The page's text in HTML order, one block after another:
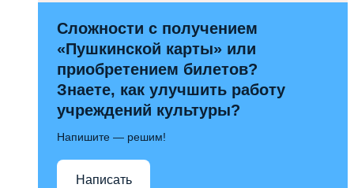
Сложности с получением
«Пушкинской карты» или
приобретением билетов?
Знаете, как улучшить работу
учреждений культуры?
Напишите — решим!
Написать